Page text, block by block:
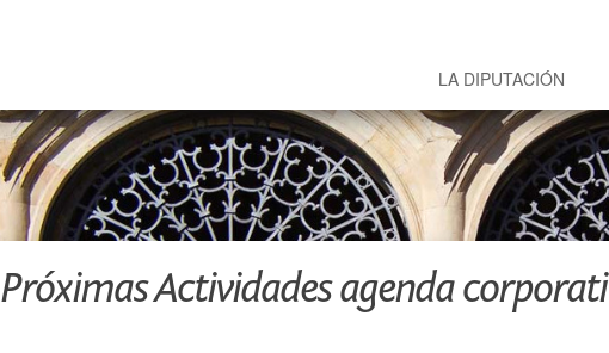
LA DIPUTACIÓN
Próximas Actividades agenda